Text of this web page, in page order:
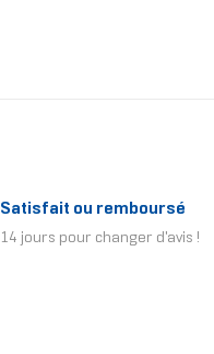
Satisfait ou remboursé
14 jours pour changer d'avis !